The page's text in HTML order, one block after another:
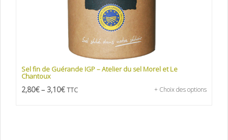
Sel fin de Guérande IGP – Atelier du sel Morel et Le
Chantoux
2,80€– 3,10€ TTC + Choix des options